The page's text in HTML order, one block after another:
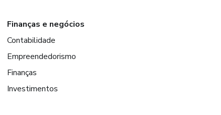
Finanças e negócios
Contabilidade
Empreendedorismo
Finanças
Investimentos